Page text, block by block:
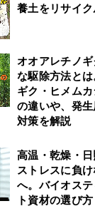
養土をリサイ
オオアレチノ
な駆除方法と
ギク・ヒメム
の違いや、発
対策を解説
高温・乾燥・
ストレスに負
へ。バイオス
ト資材の選び方